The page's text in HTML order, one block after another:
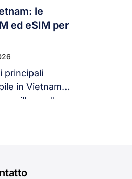
le
ed eSIM per
principali
in Vietnam.
capillare, alle
fornisce